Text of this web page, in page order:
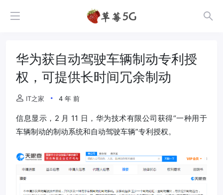
华为获自动驾驶车辆制动专利授
权，可提供长时间冗余制动
IT之家 4 年 前
信息显示，2 月 11 日，华为技术有限公司获得“一种用于
车辆制动的制动系统和自动驾驶车辆”专利授权。